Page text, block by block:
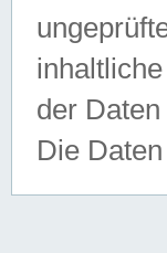
der
Die